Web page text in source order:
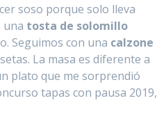
soso porque solo lleva
una tosta de solomillo
Seguimos con una calzone
La masa es diferente a
plato que me sorprendió
tapas con pausa 2019,